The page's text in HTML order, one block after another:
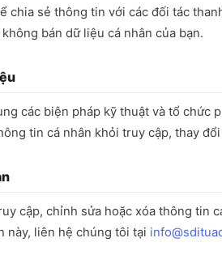
chia sẻ thông tin với các đối tác
bán dữ liệu cá nhân của bạn.
các biện pháp kỹ thuật và tổ chức
tin cá nhân khỏi truy cập, thay
cập, chỉnh sửa hoặc xóa thông tin
này, liên hệ chúng tôi tại